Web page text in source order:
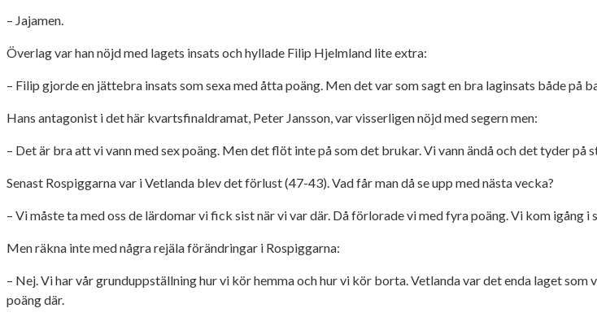
– Jajamen.
Överlag var han nöjd med lagets insats och hyllade Filip Hjelmland lite extra:
– Filip gjorde en jättebra insats som sexa med åtta poäng. Men det var som sagt en bra laginsats både på
Hans antagonist i det här kvartsfinaldramat, Peter Jansson, var visserligen nöjd med segern men:
– Det är bra att vi vann med sex poäng. Men det flöt inte på som det brukar. Vi vann ändå och det tyder på
Senast Rospiggarna var i Vetlanda blev det förlust (47-43). Vad får man då se upp med nästa vecka?
– Vi måste ta med oss de lärdomar vi fick sist när vi var där. Då förlorade vi med fyra poäng. Vi kom
Men räkna inte med några rejäla förändringar i Rospiggarna:
– Nej. Vi har vår grunduppställning hur vi kör hemma och hur vi kör borta. Vetlanda var det enda laget
poäng där.